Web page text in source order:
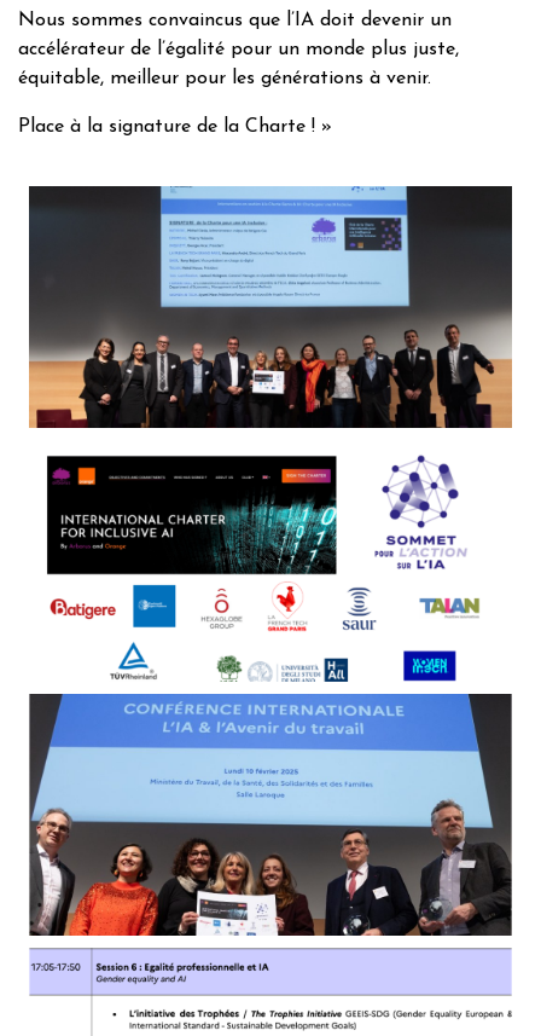
Nous sommes convaincus que l’IA doit devenir un
accélérateur de l’égalité pour un monde plus juste,
équitable, meilleur pour les générations à venir.
Place à la signature de la Charte ! »